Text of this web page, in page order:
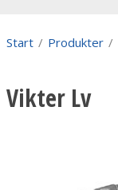
Start / Produkter /
Vikter Lv